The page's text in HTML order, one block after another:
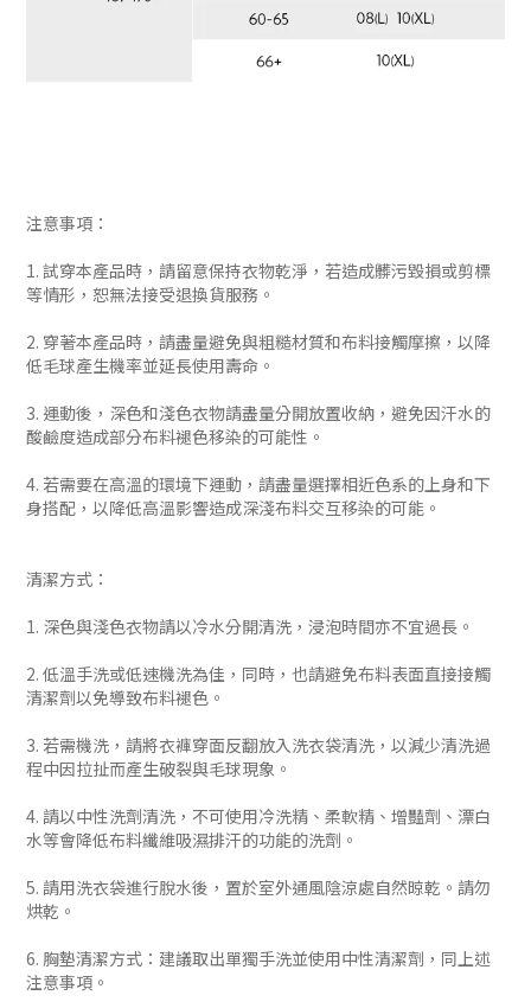
注意事項：
1. 試穿本產品時，請留意保持衣物乾淨，若造成髒污毀損或剪標
等情形，恕無法接受退換貨服務。
2. 穿著本產品時，請盡量避免與粗糙材質和布料接觸摩擦，以降
低毛球產生機率並延長使用壽命。
3. 運動後，深色和淺色衣物請盡量分開放置收納，避免因汗水的
酸鹼度造成部分布料褪色移染的可能性。
4. 若需要在高溫的環境下運動，請盡量選擇相近色系的上身和下
身搭配，以降低高溫影響造成深淺布料交互移染的可能。
清潔方式：
1. 深色與淺色衣物請以冷水分開清洗，浸泡時間亦不宜過長。
2. 低溫手洗或低速機洗為佳，同時，也請避免布料表面直接接觸
清潔劑以免導致布料褪色。
3. 若需機洗，請將衣褲穿面反翻放入洗衣袋清洗，以減少清洗過
程中因拉扯而產生破裂與毛球現象。
4. 請以中性洗劑清洗，不可使用冷洗精、柔軟精、增豔劑、漂白
水等會降低布料纖維吸濕排汗的功能的洗劑。
5. 請用洗衣袋進行脫水後，置於室外通風陰涼處自然晾乾。請勿
烘乾。
6. 胸墊清潔方式：建議取出單獨手洗並使用中性清潔劑，同上述
注意事項。